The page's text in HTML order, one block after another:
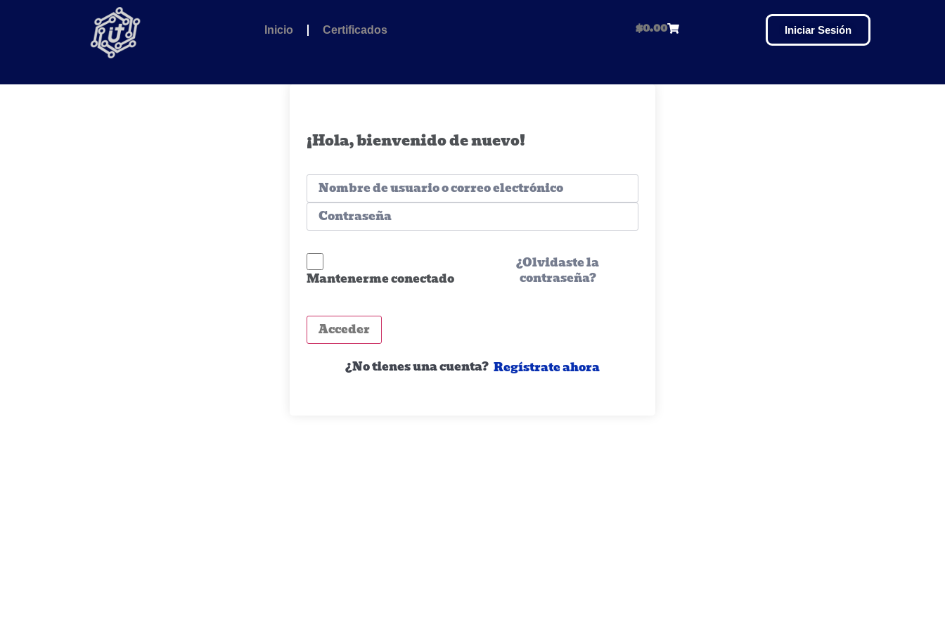
Inicio Certificados $0.00 Iniciar Sesión
¡Hola, bienvenido de nuevo!
Mantenerme conectado
¿Olvidaste la
contraseña?
Acceder
¿No tienes una cuenta? Regístrate ahora